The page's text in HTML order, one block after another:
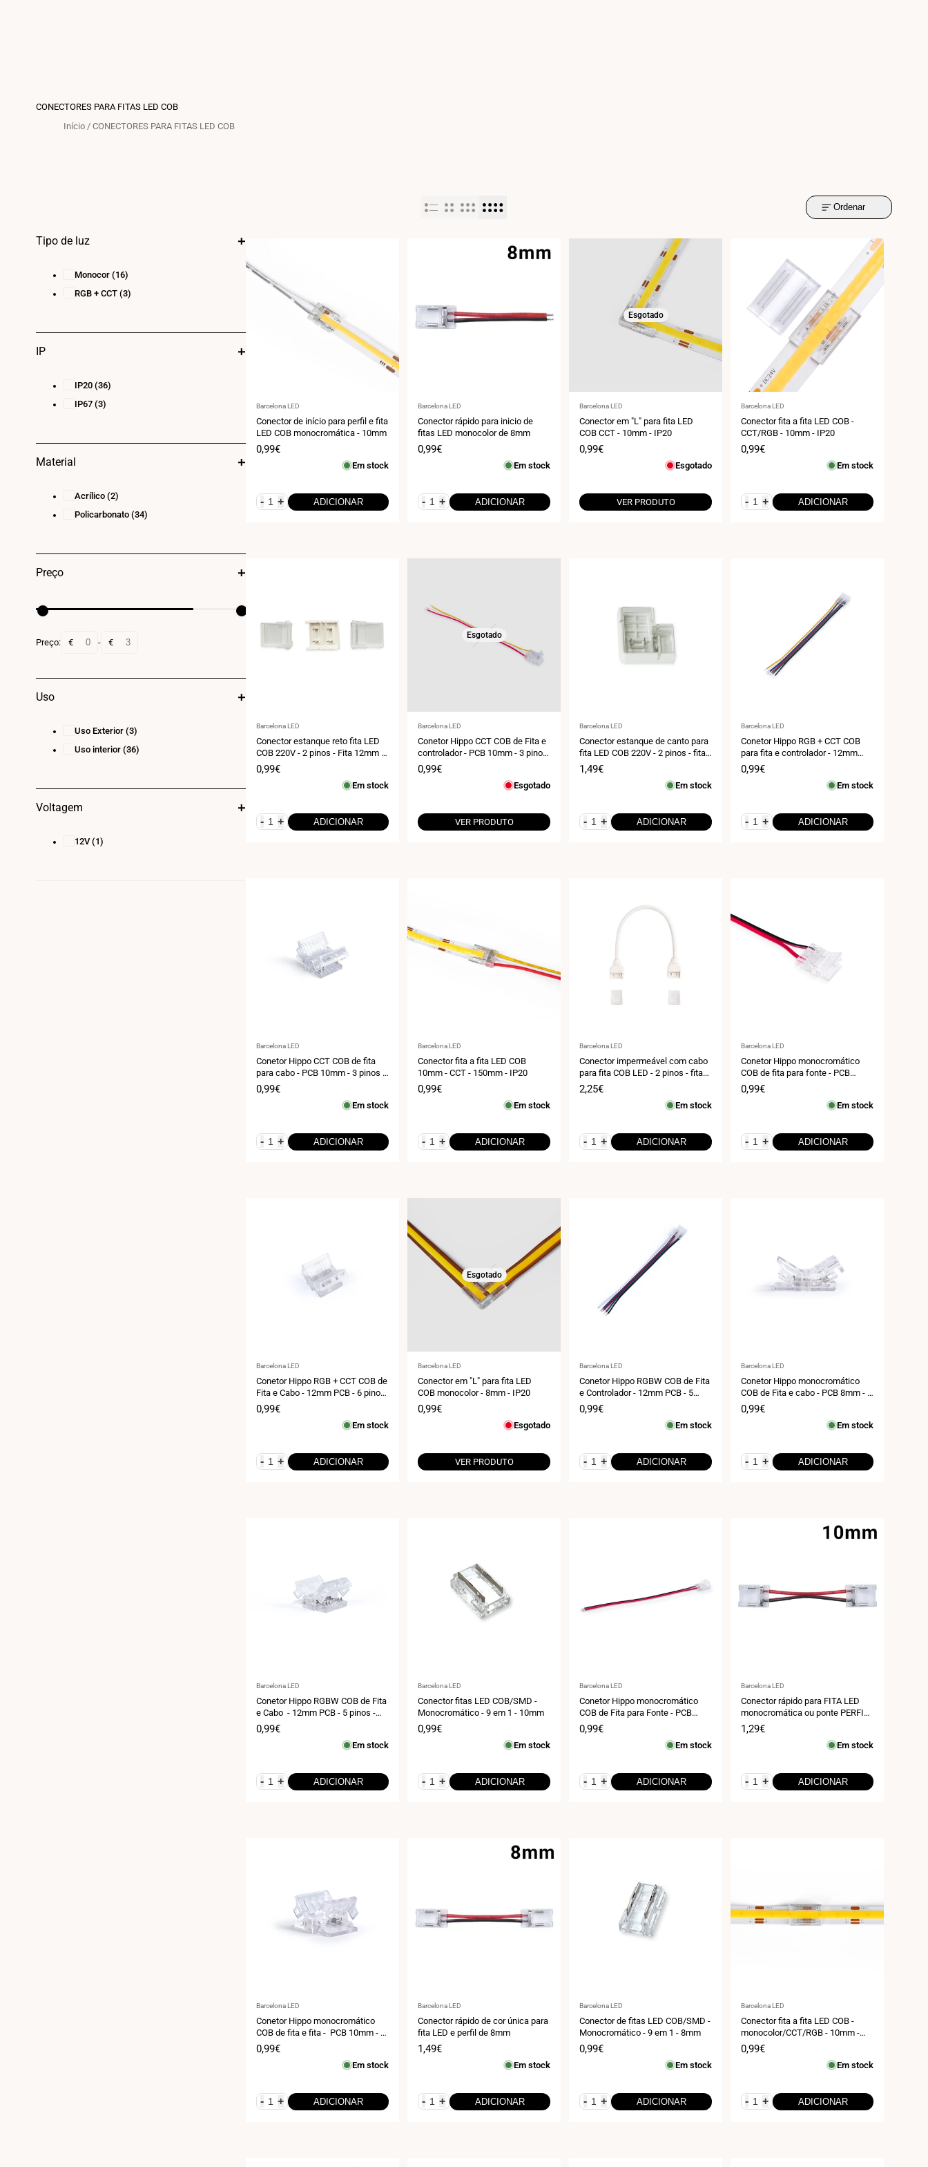
CONECTORES PARA FITAS LED COB
Início / CONECTORES PARA FITAS LED COB
Ordenar
Fornecedor:
Barcelona LED
Conector de início para perfil e fita
LED COB monocromática - 10mm
Preço
0,99€
Em stock
- + ADICIONAR
Fornecedor:
Barcelona LED
Conector rápido para inicio de
fitas LED monocolor de 8mm
Preço
0,99€
Em stock
- + ADICIONAR
Esgotado
Fornecedor:
Barcelona LED
Conector em "L" para fita LED
COB CCT - 10mm - IP20
Preço
0,99€
Esgotado
VER PRODUTO
Fornecedor:
Barcelona LED
Conector fita a fita LED COB -
CCT/RGB - 10mm - IP20
Preço
0,99€
Em stock
- + ADICIONAR
Fornecedor:
Barcelona LED
Conector estanque reto fita LED
COB 220V - 2 pinos - Fita 12mm -
IP67
Preço
0,99€
Em stock
- + ADICIONAR
Esgotado
Fornecedor:
Barcelona LED
Conetor Hippo CCT COB de Fita e
controlador - PCB 10mm - 3 pinos
- IP20 - Máx. 24V
Preço
0,99€
Esgotado
VER PRODUTO
Fornecedor:
Barcelona LED
Conector estanque de canto para
fita LED COB 220V - 2 pinos - fita
de 12 mm - IP67
Preço
1,49€
Em stock
- + ADICIONAR
Fornecedor:
Barcelona LED
Conetor Hippo RGB + CCT COB
para fita e controlador - 12mm
PCB - 6 pinos - IP20 - Max. 24V
Preço
0,99€
Em stock
- + ADICIONAR
Fornecedor:
Barcelona LED
Conetor Hippo CCT COB de fita
para cabo - PCB 10mm - 3 pinos -
IP20 - Máx. 24V
Preço
0,99€
Em stock
- + ADICIONAR
Fornecedor:
Barcelona LED
Conector fita a fita LED COB
10mm - CCT - 150mm - IP20
Preço
0,99€
Em stock
- + ADICIONAR
Fornecedor:
Barcelona LED
Conector impermeável com cabo
para fita COB LED - 2 pinos - fita
de 12 mm - IP67
Preço
2,25€
Em stock
- + ADICIONAR
Fornecedor:
Barcelona LED
Conetor Hippo monocromático
COB de fita para fonte - PCB
10mm - 2 pinos - IP20 - Max. 24V
Preço
0,99€
Em stock
- + ADICIONAR
Fornecedor:
Barcelona LED
Conetor Hippo RGB + CCT COB de
Fita e Cabo - 12mm PCB - 6 pinos
- IP20 - Max. 24V
Preço
0,99€
Em stock
- + ADICIONAR
Esgotado
Fornecedor:
Barcelona LED
Conector em "L" para fita LED
COB monocolor - 8mm - IP20
Preço
0,99€
Esgotado
VER PRODUTO
Fornecedor:
Barcelona LED
Conetor Hippo RGBW COB de Fita
e Controlador - 12mm PCB - 5
pinos - IP20 - Max. 24V
Preço
0,99€
Em stock
- + ADICIONAR
Fornecedor:
Barcelona LED
Conetor Hippo monocromático
COB de Fita e cabo - PCB 8mm - 2
pinos - IP20 - máx. 24V
Preço
0,99€
Em stock
- + ADICIONAR
Fornecedor:
Barcelona LED
Conetor Hippo RGBW COB de Fita
e Cabo - 12mm PCB - 5 pinos -
IP20 - Max. 24V
Preço
0,99€
Em stock
- + ADICIONAR
Fornecedor:
Barcelona LED
Conector fitas LED COB/SMD -
Monocromático - 9 em 1 - 10mm
Preço
0,99€
Em stock
- + ADICIONAR
Fornecedor:
Barcelona LED
Conetor Hippo monocromático
COB de Fita para Fonte - PCB
8mm - 2 pinos - IP20 - Max. 24V
Preço
0,99€
Em stock
- + ADICIONAR
Fornecedor:
Barcelona LED
Conector rápido para FITA LED
monocromática ou ponte PERFIL
10mm 3/24V-DC
Preço
1,29€
Em stock
- + ADICIONAR
Fornecedor:
Barcelona LED
Conetor Hippo monocromático
COB de fita e fita - PCB 10mm - 2
pinos - IP20 - Máx. 24V
Preço
0,99€
Em stock
- + ADICIONAR
Fornecedor:
Barcelona LED
Conector rápido de cor única para
fita LED e perfil de 8mm
Preço
1,49€
Em stock
- + ADICIONAR
Fornecedor:
Barcelona LED
Conector de fitas LED COB/SMD -
Monocromático - 9 em 1 - 8mm
Preço
0,99€
Em stock
- + ADICIONAR
Fornecedor:
Barcelona LED
Conector fita a fita LED COB -
monocolor/CCT/RGB - 10mm -
IP20
Preço
0,99€
Em stock
- + ADICIONAR
Tipo de luz
Monocor (16)
RGB + CCT (3)
IP
IP20 (36)
IP67 (3)
Material
Acrílico (2)
Policarbonato (34)
Preço
Preço: € - €
Uso
Uso Exterior (3)
Uso interior (36)
Voltagem
12V (1)